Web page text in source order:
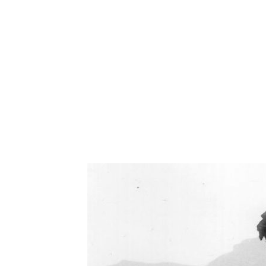
Zorki